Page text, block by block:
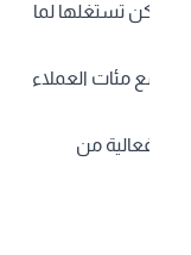
ممكن تستغلها لما
مع مئات العملاء
فعالية من